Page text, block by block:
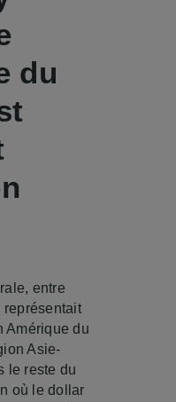
du
entre
représentait
Amérique du
Asie-
le reste du
où le dollar